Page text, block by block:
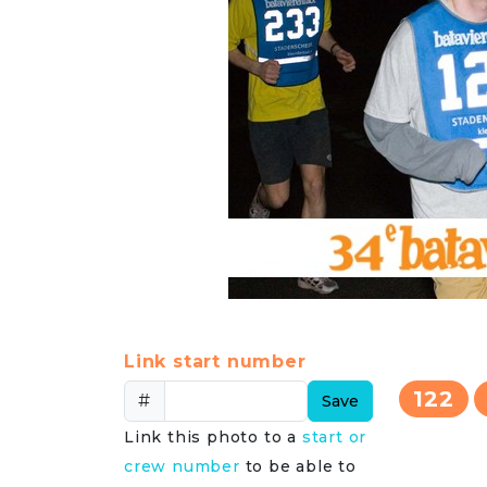
Link start number
#
Save
Link this photo to a start or
crew number to be able to
122